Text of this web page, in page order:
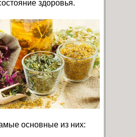
здоровья.
основные из них: